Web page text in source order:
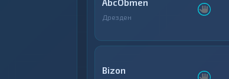
AbcObmen
Дрезден
Bizon